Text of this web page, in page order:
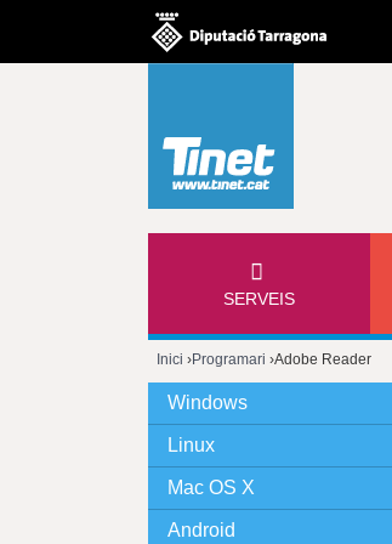
E
N
SERVEIS
Esteu
aquí
Inici ›Programari ›Adobe Reader
Windows
Linux
Mac OS X
Android